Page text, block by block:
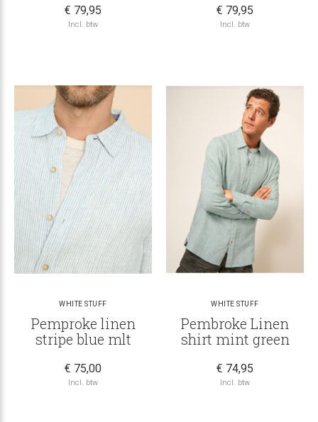
€ 79,95
Incl. btw
€ 79,95
Incl. btw
WHITE STUFF
Pemproke linen
stripe blue mlt
€ 75,00
Incl. btw
WHITE STUFF
Pembroke Linen
shirt mint green
€ 74,95
Incl. btw